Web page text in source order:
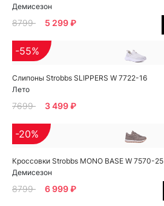
Демисезон
8799 5 299 ₽
Слипоны Strobbs SLIPPERS W 7722-16
Лето
-55%
7699 3 499 ₽
Кроссовки Strobbs MONO BASE W 7570-25
Демисезон
-20%
8799 6 999 ₽